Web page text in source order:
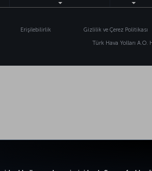
Erişilebilirlik Gizlilik ve Çerez Politikası
Türk Hava Yolları A.O.